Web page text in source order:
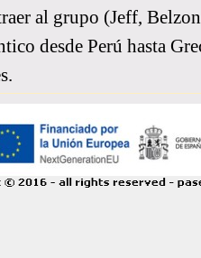
al grupo (Jeff,
desde Perú hasta